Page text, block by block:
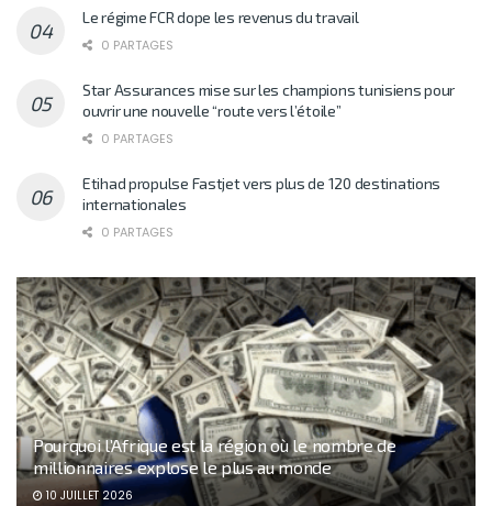
Le régime FCR dope les revenus du travail
0 PARTAGES
Star Assurances mise sur les champions tunisiens pour
ouvrir une nouvelle “route vers l’étoile”
0 PARTAGES
Etihad propulse Fastjet vers plus de 120 destinations
internationales
0 PARTAGES
Pourquoi l’Afrique est la région où le nombre de
millionnaires explose le plus au monde
10 JUILLET 2026